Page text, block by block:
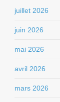
juillet 2026
juin 2026
mai 2026
avril 2026
mars 2026